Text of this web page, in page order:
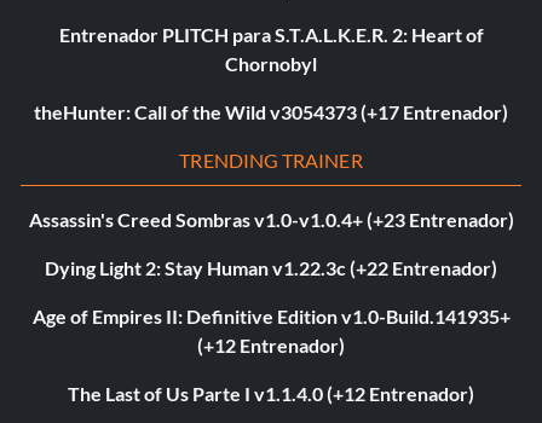
Entrenador PLITCH para S.T.A.L.K.E.R. 2: Heart of
Chornobyl
theHunter: Call of the Wild v3054373 (+17 Entrenador)
TRENDING TRAINER
Assassin's Creed Sombras v1.0-v1.0.4+ (+23 Entrenador)
Dying Light 2: Stay Human v1.22.3c (+22 Entrenador)
Age of Empires II: Definitive Edition v1.0-Build.141935+
(+12 Entrenador)
The Last of Us Parte I v1.1.4.0 (+12 Entrenador)